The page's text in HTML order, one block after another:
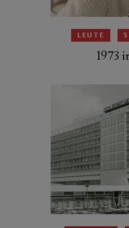
LEUTE
1973